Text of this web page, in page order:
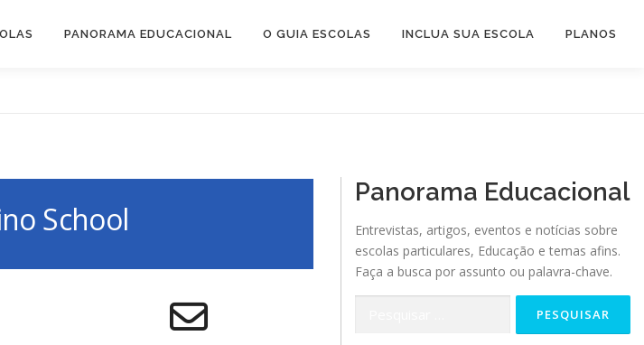
PANORAMA EDUCACIONAL O GUIA ESCOLAS INCLUA SUA ESCOLA PLANOS
School
Panorama Educacional
Entrevistas, artigos, eventos e notícias sobre
escolas particulares, Educação e temas afins.
Faça a busca por assunto ou palavra-chave.